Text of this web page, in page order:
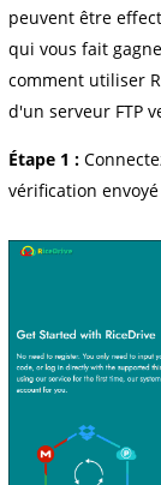
peuvent être
qui vous fait
comment utiliser
d'un serveur FTP
Étape 1 :
vérification